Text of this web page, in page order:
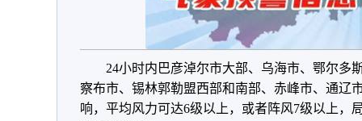
24小时内巴彦淖尔市大部、乌海市、鄂尔多
察布市、锡林郭勒盟西部和南部、赤峰市、通辽
响，平均风力可达6级以上，或者阵风7级以上，